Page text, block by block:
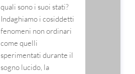
quali sono i suoi stati?
Indaghiamo i cosiddetti
fenomeni non ordinari
come quelli
sperimentati durante il
sogno lucido, la